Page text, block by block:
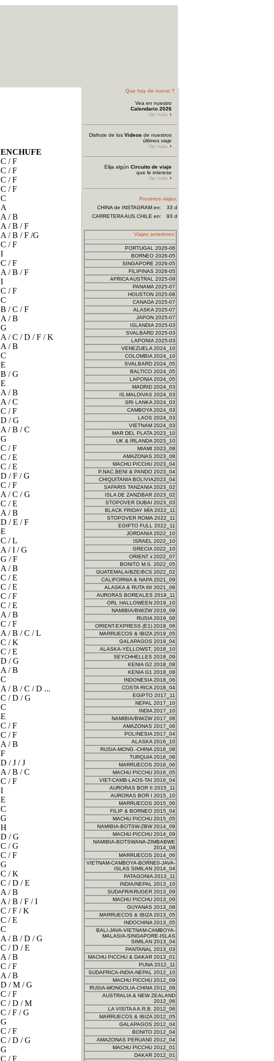
ENCHUFE
C / F
C / F
C / F
C / F
C
A
A / B
A / B / F
A / B / F /G
C / F
I
C / F
A / B / F
I
C / F
C
B / C / F
A / B
G
A / C / D / F / K
A / B
C
E
B / G
E
A / B
A / C
C / F
D / G
A / B / C
G
C / F
C / E
C / E
D / F / G
C / F
A / C / G
C / E
A / B
D / E / F
E
C / L
A / I / G
G / F
A / B
C / E
C / E
C / F
C / E
A / B
C / F
A / B / C / L
C / K
C / E
D / G
A / B
C
A / B / C / D ...
C / D / G
C
E
C / F
C / F
A / B
F
D / J / J
A / B / C
C / F
I
E
C
G
H
D / G
C / G
C / F
G
C / K
C / D / E
A / B
A / B / F / I
C / F / K
C / E
C
A / B / D / G
C / D / E
A / B
C / F
A / B
D / M / G
C / F
C / D / M
C / F / G
G
C / F
C / D / G
G
C / F
Que hay de nuevo ?
Vea en nuestro
Calendario 2026
Ver más
Disfrute de los Videos de nuestros
últimos viaje
Ver más
Elija algún Circuito de viaje
que le interese
Ver más
Proximos viajes:
CHINA de INSTAGRAM en:
33 d
CARRETERA AUS.CHILE en:
93 d
Viajes anteriores:
PORTUGAL 2026-06
BORNEO 2026-05
SINGAPORE 2026-05
FILIPINAS 2026-05
AFRICA AUSTRAL 2025-09
PANAMA 2025-07
HOUSTON 2025-08
CANADA 2025-07
ALASKA 2025-07
JAPON 2025-07
ISLANDIA 2025-03
SVALBARD 2025-03
LAPONIA 2025-03
VENEZUELA 2024_10
COLOMBIA 2024_10
SVALBARD 2024_05
BALTICO 2024_05
LAPONIA 2024_05
MADRID 2024_03
IS.MALDIVAS 2024_03
SRI LANKA 2024_03
CAMBOYA 2024_03
LAOS 2024_03
VIETNAM 2024_03
MAR DEL PLATA 2023_10
UK & IRLANDA 2023_10
MIAMI 2023_09
AMAZONAS 2023_08
MACHU PICCHU 2023_04
P.NAC.BENI & PANDO 2023_04
CHIQUITANIA BOLIVIA2023_04
SAFARIS TANZANIA 2023_02
ISLA DE ZANZIBAR 2023_02
STOPOVER DUBAI 2023_03
BLACK FRIDAY MÍA 2022_11
STOPOVER ROMA 2022_11
EGIPTO FULL 2022_11
JORDANIA 2022_10
ISRAEL 2022_10
GRECIA 2022_10
ORIENT ii 2022_07
BONITO M.S. 2022_05
GUATEMALA/BZE/BCS 2022_02
CALIFORNIA & NAPA 2021_09
ALASKA & RUTA 66 2021_08
AURORAS BOREALES 2019_11
ORL HALLOWEEN 2019_10
NAMIBIA/BW/ZW 2019_09
RUSIA 2019_08
ORIENT-EXPRESS (E1) 2019_06
MARRUECOS & IBIZA 2019_05
GALAPAGOS 2019_04
ALASKA-YELLOWST, 2018_10
SEYCHHELLES 2018_09
KENIA G2 2018_08
KENIA G1 2018_08
INDONESIA 2018_06
COSTA RICA 2018_04
EGIPTO 2017_11
NEPAL 2017_10
INDIA 2017_10
NAMIBIA/BW/ZW 2017_08
AMAZONAS 2017_06
POLINESIA 2017_04
ALASKA 2016_10
RUSIA-MONG.-CHINA 2016_08
TURQUIA 2016_08
MARRUECOS 2016_06
MACHU PICCHU 2016_05
VIET-CAMB-LAOS-TAI 2016_04
AURORAS BOR II 2015_11
AURORAS BOR I 2015_10
MARRUECOS 2015_06
FILIP & BORNEO 2015_04
MACHU PICCHU 2015_05
NAMIBIA-BOTSW-ZBW 2014_09
MACHU PICCHU 2014_09
NAMIBIA-BOTSWANA-ZIMBABWE
2014_08
MARRUECOS 2014_06
VIETNAM-CAMBOYA-BORNE0-JAVA-
ISLAS SIMILAN 2014_04
PATAGONIA 2013_11
INDIA/NEPAL 2013_10
SUDAFR/KRUGER 2013_09
MACHU PICCHU 2013_09
GUYANAS 2013_08
MARRUECOS & IBIZA 2013_05
INDOCHINA 2013_05
BALI-JAVA-VIETNAM-CAMBOYA-
MALASIA-SINGAPORE-ISLAS
SIMILAN 2013_04
PANTANAL 2013_03
MACHU PICCHU & DAKAR 2013_01
PUNA 2012_11
SUDAFRICA-INDIA-NEPAL 2012_10
MACHU PICCHU 2012_09
RUSIA-MONGOLIA-CHINA 2012_08
AUSTRALIA & NEW ZEALAND
2012_06
LA VISITA A A.R.B. 2012_06
MARRUECOS & IBIZA 2012_05
GALAPAGOS 2012_04
BONITO 2012_04
AMAZONAS PERUAN0 2012_04
MACHU PICCHU 2012_01
DAKAR 2012_01